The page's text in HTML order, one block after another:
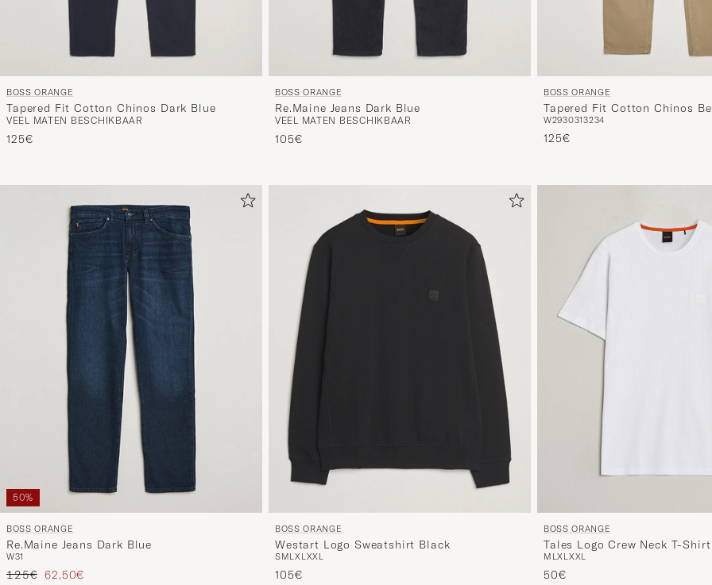
BOSS ORANGE
Tapered Fit Cotton Chinos Dark Blue
VEEL MATEN BESCHIKBAAR
125€
BOSS ORANGE
Re.Maine Jeans Dark Blue
VEEL MATEN BESCHIKBAAR
105€
BOSS ORANGE
Tapered Fit Cotton Chinos
W2930313234
125€
50%
BOSS ORANGE
Re.Maine Jeans Dark Blue
W31
Reguliere prijs
125€ Verlaagd prijs
62,50€
BOSS ORANGE
Westart Logo Sweatshirt Black
SMLXL XXL
105€
BOSS ORANGE
Tales Logo Crew Neck T-
M LXL XXL
50€